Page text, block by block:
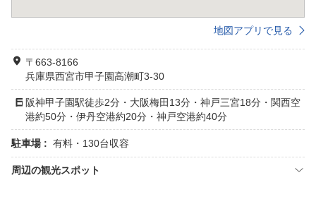
地図アプリで見る
〒663-8166
兵庫県西宮市甲子園高潮町3-30
阪神甲子園駅徒歩2分・大阪梅田13分・神戸三宮18分・関西空
港約50分・伊丹空港約20分・神戸空港約40分
駐車場 : 有料・130台収容
周辺の観光スポット